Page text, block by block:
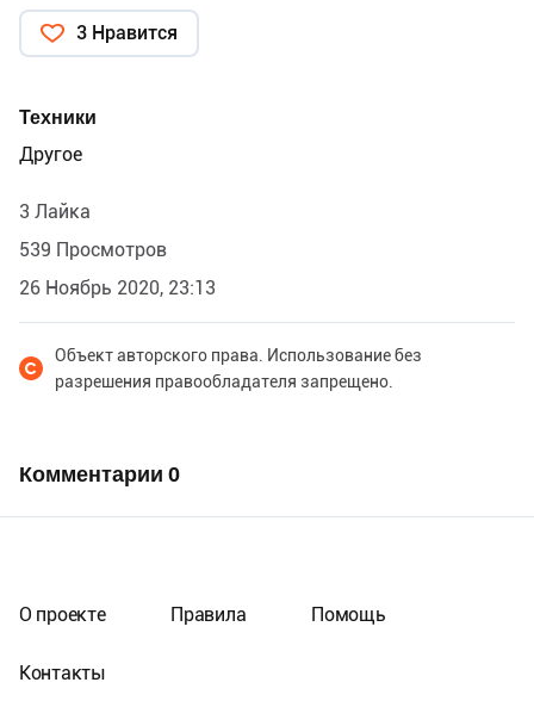
3 Нравится
Техники
Другое
3 Лайка
539 Просмотров
26 Ноябрь 2020, 23:13
Объект авторского права. Использование без
разрешения правообладателя запрещено.
Комментарии 0
О проекте Правила Помощь
Контакты